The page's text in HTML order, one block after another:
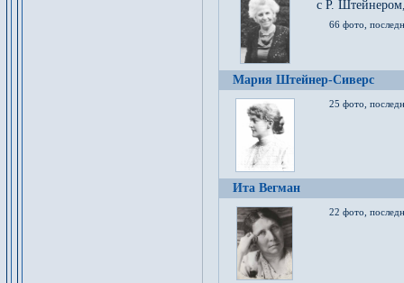
с Р.
66 фото,
Мария Штейнер-Сиверс
25 фото,
Ита Вегман
22 фото,